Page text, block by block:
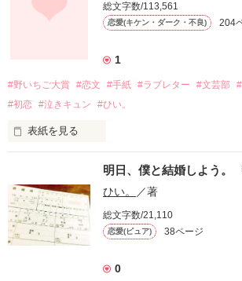
紙とインクの香りが満ちて
( これは、君への恋文でした。)
－－－－－－－－－－－－－－
まだ好きだと気づいていなかった
夏の、祭りの優しいひと時
春は嫌いだ。
慣れ親しんだものとさよならして、
そしてなにより恋の季節と騒ぐ人がいる季節
いいえ、いいえ、私はあなたたちとは違う。
焦らず慌てず理性的に生きて行く。
総文字数/113,561
恋愛(キケン・ダーク・不良) 204
1
#野いちご大賞 #恋文 #手紙 #ラブレター #文芸部
#初恋 #泣きキュン #ひい。
表紙を見る
白い白い、便箋にこめたのは
切なく愛おしい
明日、僕と結婚しよう。
ひい。 ／著
総文字数/21,110
恋愛(ピュア) 38ページ
0